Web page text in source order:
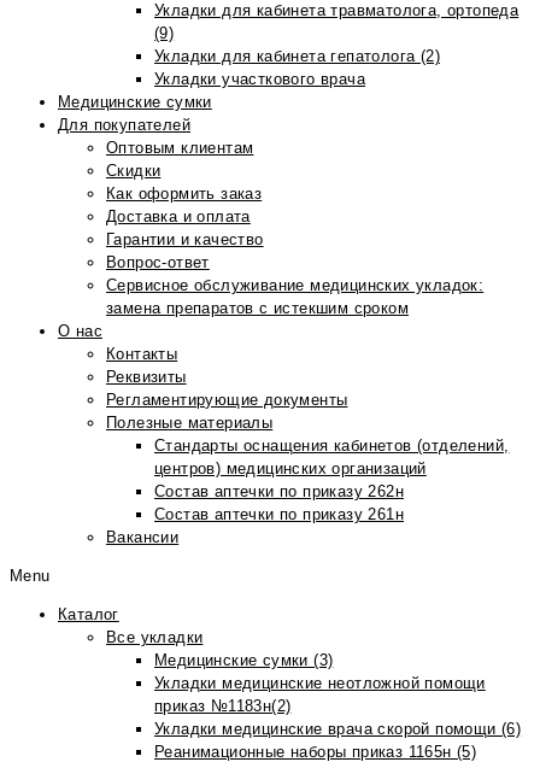
Укладки для кабинета травматолога, ортопеда
(9)
Укладки для кабинета гепатолога (2)
Укладки участкового врача
Медицинские сумки
Для покупателей
Оптовым клиентам
Скидки
Как оформить заказ
Доставка и оплата
Гарантии и качество
Вопрос-ответ
Сервисное обслуживание медицинских укладок:
замена препаратов с истекшим сроком
О нас
Контакты
Реквизиты
Регламентирующие документы
Полезные материалы
Стандарты оснащения кабинетов (отделений,
центров) медицинских организаций
Состав аптечки по приказу 262н
Состав аптечки по приказу 261н
Вакансии
Menu
Каталог
Все укладки
Медицинские сумки (3)
Укладки медицинские неотложной помощи
приказ №1183н(2)
Укладки медицинские врача скорой помощи (6)
Реанимационные наборы приказ 1165н (5)